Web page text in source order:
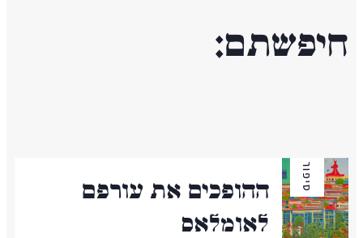
חיפשתם:
סיפור
ההופכים את עורפם
לאומלאס